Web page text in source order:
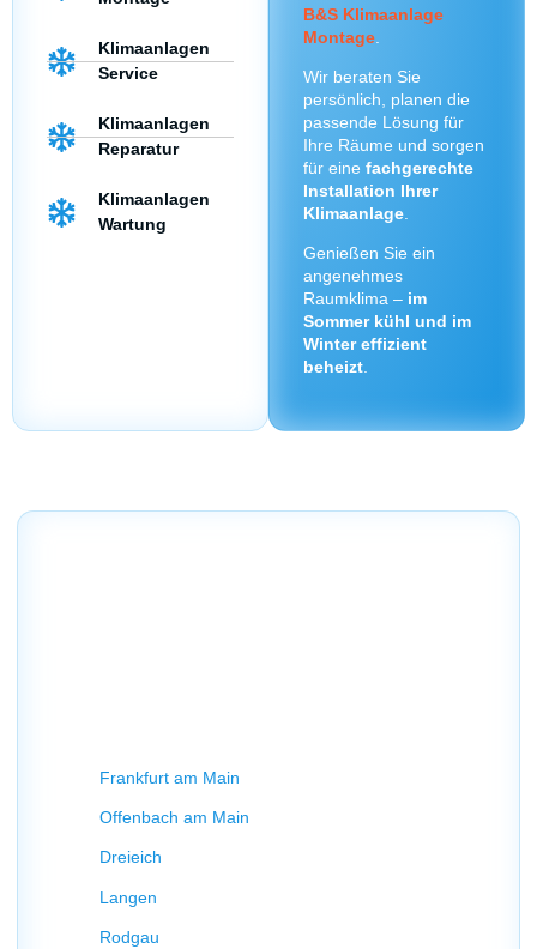
Klimaanlagen
Service
Klimaanlagen
Reparatur
Klimaanlagen
Wartung
B&S Klimaanlage
Montage
Wir beraten Sie
persönlich, planen die
passende Lösung für
Ihre Räume und sorgen
für eine fachgerechte
Installation Ihrer
Klimaanlage
Genießen Sie ein
angenehmes
Raumklima – im
Sommer kühl und im
Winter effizient
beheizt.
Frankfurt am Main
Offenbach am Main
Dreieich
Langen
Rodgau